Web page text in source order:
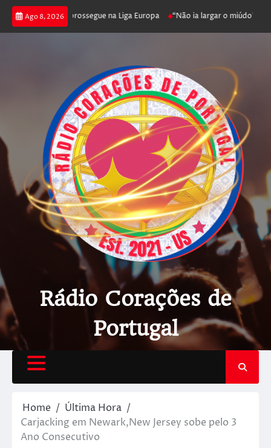
Ago 8, 2026
joga poker e prossegue na Liga Europa “Não ia largar o miúdo”.
Rádio Corações de
Portugal
Home
Última Hora
Carjacking em Newark,New Jersey sobe pelo 3
Ano Consecutivo